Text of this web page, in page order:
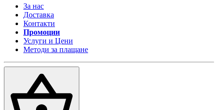
За нас
Доставка
Контакти
Промоции
Услуги и Цени
Методи за плащане